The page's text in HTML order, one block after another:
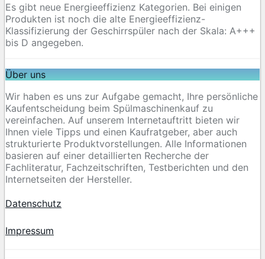
Es gibt neue Energieeffizienz Kategorien. Bei einigen
Produkten ist noch die alte Energieeffizienz-
Klassifizierung der Geschirrspüler nach der Skala: A+++
bis D angegeben.
Über uns
Wir haben es uns zur Aufgabe gemacht, Ihre persönliche
Kaufentscheidung beim Spülmaschinenkauf zu
vereinfachen. Auf unserem Internetauftritt bieten wir
Ihnen viele Tipps und einen Kaufratgeber, aber auch
strukturierte Produktvorstellungen. Alle Informationen
basieren auf einer detaillierten Recherche der
Fachliteratur, Fachzeitschriften, Testberichten und den
Internetseiten der Hersteller.
Datenschutz
Impressum